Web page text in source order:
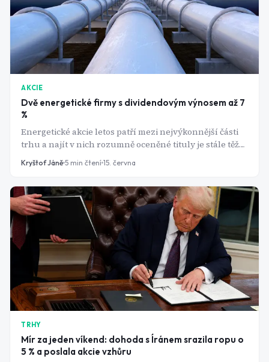
AKCIE
Dvě energetické firmy s dividendovým výnosem až 7
%
Energetické akcie letos patří mezi nejvýkonnější části
trhu a najít v nich rozumně oceněné tituly je stále těžší.
Přesto se dvě americké firmy z tohoto segmentu trhu
obchodují za nižší násobky zisku než většina
až 7 %. Jde o skutečnou příležitost, nebo jen o relativně
levné akcie v sektoru, který se stal příliš drahým.
Kryštof Jáně 5 min čtení 15. června
TRHY
Mír za jeden víkend: dohoda s Íránem srazila ropu o
5 % a poslala akcie vzhůru